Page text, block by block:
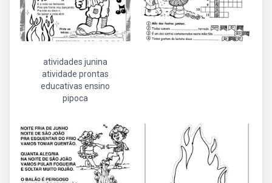
atividades junina
atividade prontas
educativas ensino
pipoca